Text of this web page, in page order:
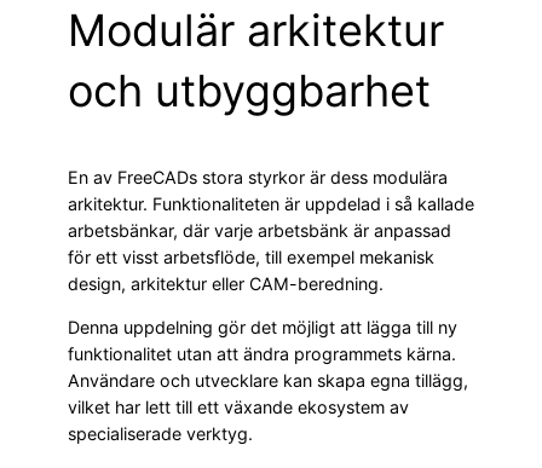
Modulär arkitektur
och utbyggbarhet
En av FreeCADs stora styrkor är dess modulära
arkitektur. Funktionaliteten är uppdelad i så kallade
arbetsbänkar, där varje arbetsbänk är anpassad
för ett visst arbetsflöde, till exempel mekanisk
design, arkitektur eller CAM-beredning.
Denna uppdelning gör det möjligt att lägga till ny
funktionalitet utan att ändra programmets kärna.
Användare och utvecklare kan skapa egna tillägg,
vilket har lett till ett växande ekosystem av
specialiserade verktyg.